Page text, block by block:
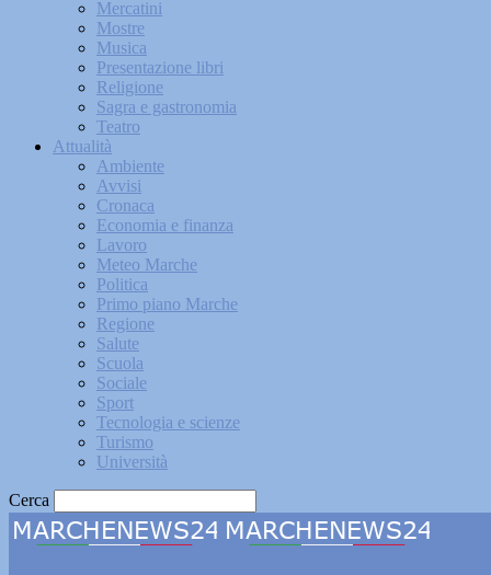
Mercatini
Mostre
Musica
Presentazione libri
Religione
Sagra e gastronomia
Teatro
Attualità
Ambiente
Avvisi
Cronaca
Economia e finanza
Lavoro
Meteo Marche
Politica
Primo piano Marche
Regione
Salute
Scuola
Sociale
Sport
Tecnologia e scienze
Turismo
Università
Cerca